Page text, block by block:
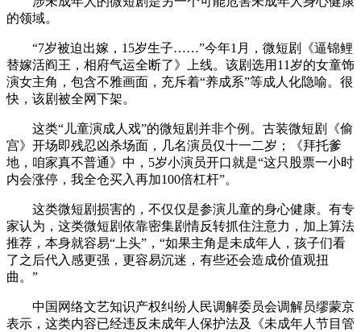
的领域。
“7岁被迫出嫁，15岁生子……”今年1月，微短剧《逼锦鲤
替嫁活阎王，相府气运全断了》上线。该剧选用11岁的女童饰
演女主角，包含不雅画面，充斥着“养成系”等成人化隐喻。很
快，该剧被全网下架。
这类“儿童演成人戏”的微短剧并非个例。古装微短剧《偷
宫》开场即残忍凶杀场面，几名演员仅十一二岁；《拜托爹
地，咱家真不普通》中，5岁小演员开口就是“这只股票一小时
内会涨停，我全仓买入再加100倍杠杆”。
这类微短剧损害的，不仅仅是参演儿童的身心健康。有专
家认为，这类微短剧依靠密集剧情反转抓住注意力，加上算法
推荐，本身就容易“上头”，“如果主角是未成年人，孩子们看
了之后代入感更强，更容易沉迷，有些还会造成价值观扭
曲。”
中国网络文艺知识产权纠纷人民调解委员会调解员缪蒙京
表示，这类内容已经违反未成年人保护法及《未成年人节目管